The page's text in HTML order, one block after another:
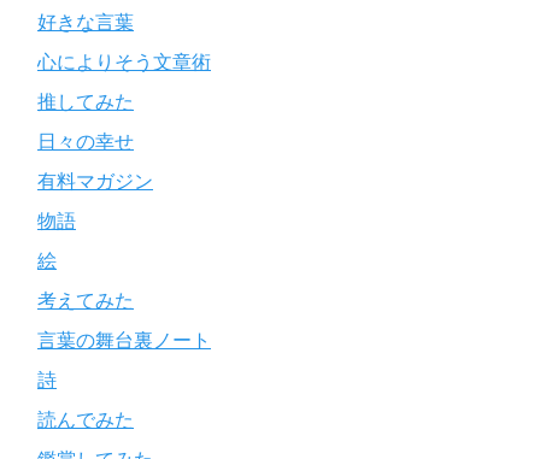
好きな言葉
心によりそう文章術
推してみた
日々の幸せ
有料マガジン
物語
絵
考えてみた
言葉の舞台裏ノート
詩
読んでみた